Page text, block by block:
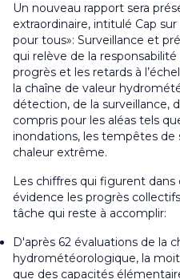
Un nouveau rapport sera
extraordinaire, intitulé Cap
pour tous»: Surveillance et
qui relève de la
progrès et les retards à
la chaîne de valeur
détection, de la surveillance,
compris pour les aléas tels
inondations, les tempêtes de
chaleur extrême.
Les chiffres qui figurent
évidence les progrès
tâche qui reste à accomplir:
D'après 62 évaluations de la
hydrométéorologique, la
que des capacités